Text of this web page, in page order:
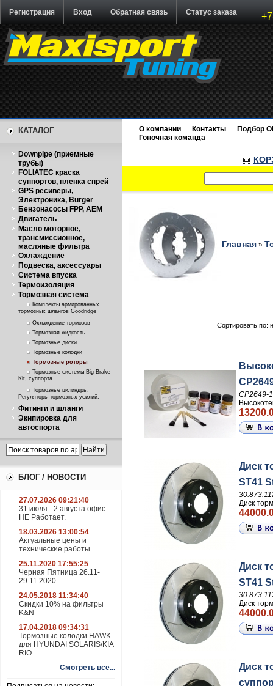
Регистрация Вход Обратная связь Статус заказа
КАТАЛОГ
Downpipe (приемные
трубы)
FOLIATEC краска
суппортов, плёнка спрей
GPS ресиверы,
Электроника, Burger
Бензонасосы FPP, AEM
Двигатель
Масло моторное,
трансмиссионное,
масляные фильтра
Охлаждение
Подвеска, аксессуары
Система впуска
Термоизоляция
Тормозная система
Комплекты армированных
тормозных шлангов Goodridge
Охлаждение тормозов
Тормозная жидкость
Тормозные диски
Тормозные колодки
Тормозные роторы
Тормозные системы Big Brake
Kit, суппорта
Тормозные цилиндры.
Регуляторы тормозных усилий.
Фитинги и шланги
Экипировка для
автоспорта
БЛОГ / НОВОСТИ
27.07.2026 09:21:40
31 июля - 2 августа офис
НЕ Работает.
18.03.2026 13:00:54
Актуальные цены и
технические работы.
25.11.2020 17:55:25
Черная Пятница 26.11-
29.11.2020
24.05.2018 11:34:40
Скидки 10% на фильтры
K&N
17.04.2018 09:34:31
Тормозные колодки HAWK
для HYUNDAI SOLARIS/KIA
RIO
Смотреть все...
О компании Контакты
Подбор
Гоночная команда
Главная »
Сортировать по:
CP2649-1
Диск
ST41
Диск
Диск
ST41
Диск
Диск